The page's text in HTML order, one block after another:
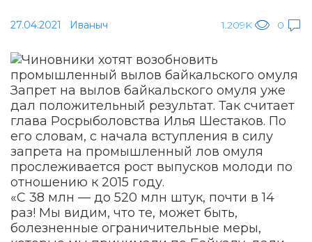
27.04.2021 Иваныч 1.209K 0
Запрет на вылов байкальского омуля уже
дал положительный результат. Так считает
глава Росрыболовства Илья Шестаков. По
его словам, с начала вступления в силу
запрета на промышленный лов омуля
прослеживается рост выпусков молоди по
отношению к 2015 году.
«С 38 млн — до 520 млн штук, почти в 14
раз! Мы видим, что те, может быть,
болезненные ограничительные меры,